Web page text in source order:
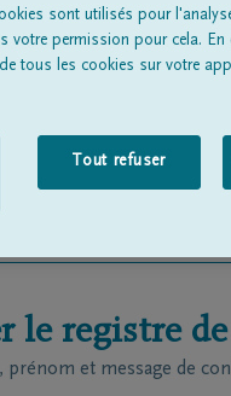
le registre
prénom et message de
sont utilisés pour
votre permission pour cela.
tous les cookies sur votre
Tout refuser